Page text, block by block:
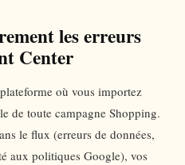
les erreurs
Center
où vous importez
de toute campagne Shopping.
le flux (erreurs de données,
aux politiques Google), vos